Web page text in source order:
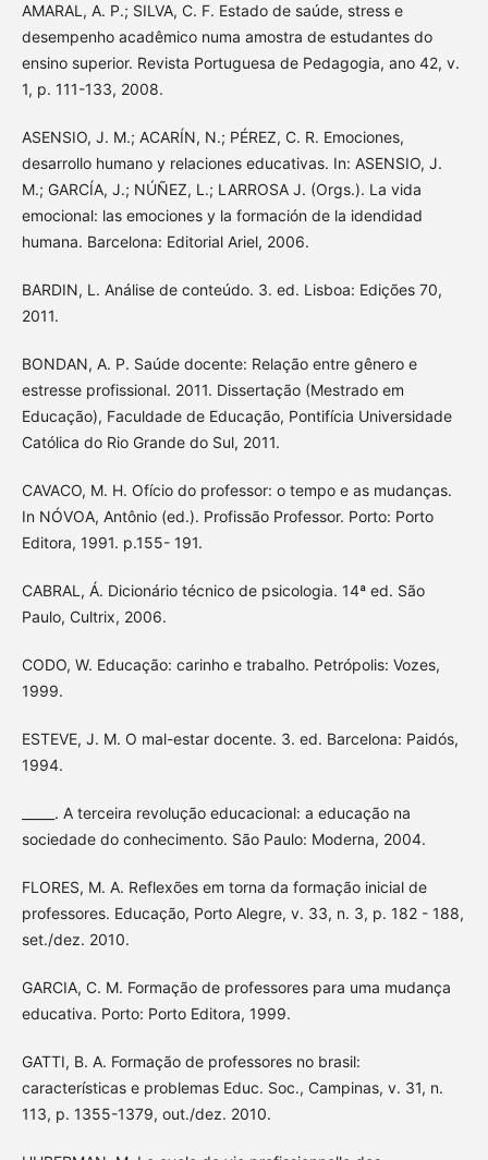
AMARAL, A. P.; SILVA, C. F. Estado de saúde, stress e
desempenho acadêmico numa amostra de estudantes do
ensino superior. Revista Portuguesa de Pedagogia, ano 42, v.
1, p. 111-133, 2008.
ASENSIO, J. M.; ACARÍN, N.; PÉREZ, C. R. Emociones,
desarrollo humano y relaciones educativas. In: ASENSIO, J.
M.; GARCÍA, J.; NÚÑEZ, L.; LARROSA J. (Orgs.). La vida
emocional: las emociones y la formación de la idendidad
humana. Barcelona: Editorial Ariel, 2006.
BARDIN, L. Análise de conteúdo. 3. ed. Lisboa: Edições 70,
2011.
BONDAN, A. P. Saúde docente: Relação entre gênero e
estresse profissional. 2011. Dissertação (Mestrado em
Educação), Faculdade de Educação, Pontifícia Universidade
Católica do Rio Grande do Sul, 2011.
CAVACO, M. H. Ofício do professor: o tempo e as mudanças.
In NÓVOA, Antônio (ed.). Profissão Professor. Porto: Porto
Editora, 1991. p.155- 191.
CABRAL, Á. Dicionário técnico de psicologia. 14ª ed. São
Paulo, Cultrix, 2006.
CODO, W. Educação: carinho e trabalho. Petrópolis: Vozes,
1999.
ESTEVE, J. M. O mal-estar docente. 3. ed. Barcelona: Paidós,
1994.
_____. A terceira revolução educacional: a educação na
sociedade do conhecimento. São Paulo: Moderna, 2004.
FLORES, M. A. Reflexões em torna da formação inicial de
professores. Educação, Porto Alegre, v. 33, n. 3, p. 182 - 188,
set./dez. 2010.
GARCIA, C. M. Formação de professores para uma mudança
educativa. Porto: Porto Editora, 1999.
GATTI, B. A. Formação de professores no brasil:
características e problemas Educ. Soc., Campinas, v. 31, n.
113, p. 1355-1379, out./dez. 2010.